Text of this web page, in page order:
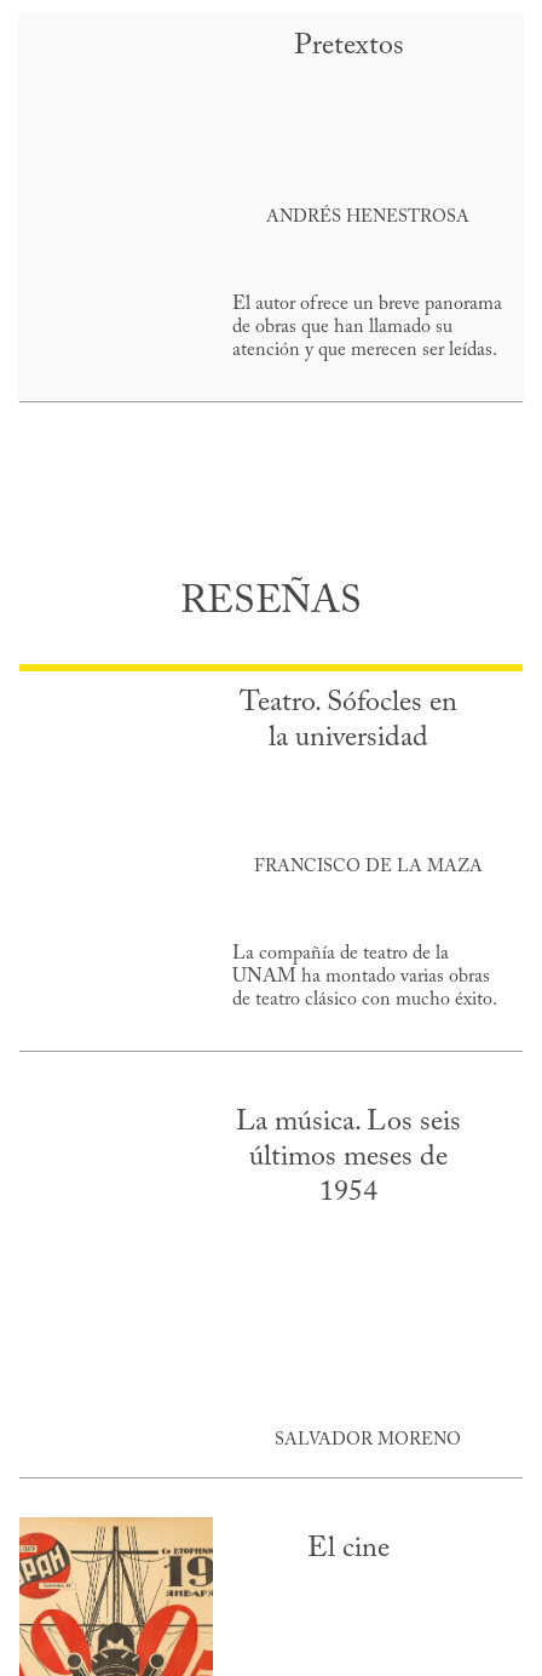
Pretextos
ANDRÉS HENESTROSA
El autor ofrece un breve panorama
de obras que han llamado su
atención y que merecen ser leídas.
RESEÑAS
Teatro. Sófocles en
la universidad
FRANCISCO DE LA MAZA
La compañía de teatro de la
UNAM ha montado varias obras
de teatro clásico con mucho éxito.
La música. Los seis
últimos meses de
1954
SALVADOR MORENO
El cine